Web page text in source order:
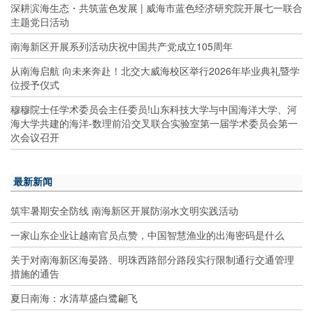
深耕滨海生态・共筑蓝色发展 | 威海市蓝色经济研究院开展七一联合
主题党日活动
南海新区开展系列活动庆祝中国共产党成立105周年
从南海启航 向未来奔赴！北交大威海校区举行2026年毕业典礼暨学
位授予仪式
穆穆院士任学术委员会主任委员!山东科技大学与中国海洋大学、河
海大学共建的海洋-数理前沿交叉联合实验室第一届学术委员会第一
次会议召开
最新新闻
筑牢暑期安全防线 南海新区开展防溺水文明实践活动
一家山东企业让越南官员点赞，中国智慧渔业的出海密码是什么
关于对南海新区海晏路、明珠西路部分路段实行限制通行交通管理
措施的通告
夏日南海：水清草盛白鹭翩飞